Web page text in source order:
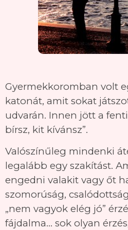
Gyermekkoromban volt
katonát, amit sokat
udvarán. Innen jött a fenti
bírsz, kit kívánsz”.
Valószínűleg mindenki
legalább egy szakítást.
engedni valakit vagy őt
szomorúság,
„nem vagyok elég jó”
fájdalma… sok olyan